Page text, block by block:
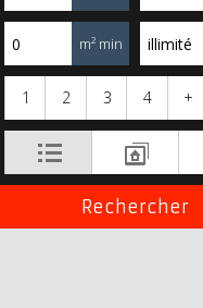
m² min
1 2 3 4 +